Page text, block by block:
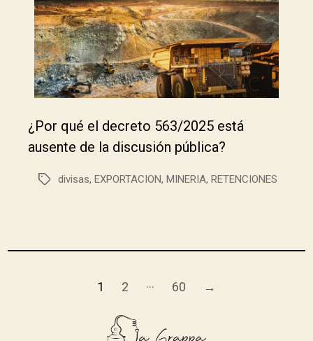
¿Por qué el decreto 563/2025 está
ausente de la discusión pública?
divisas, EXPORTACION, MINERIA, RETENCIONES
1 2 … 60 →